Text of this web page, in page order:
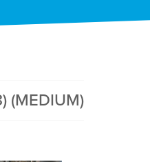
(MEDIUM)